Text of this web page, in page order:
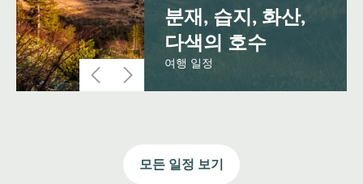
분재, 습지, 화산,
다색의 호수
여행 일정
모든 일정 보기